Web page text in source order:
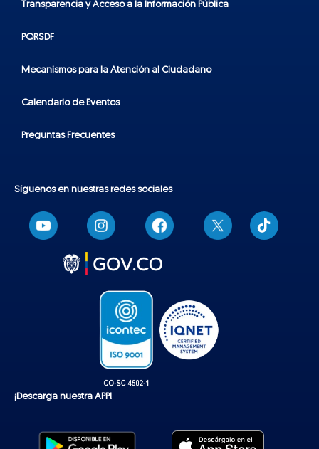
Transparencia y Acceso a la Información Pública
PQRSDF
Mecanismos para la Atención al Ciudadano
Calendario de Eventos
Preguntas Frecuentes
Síguenos en nuestras redes sociales
T
i
k
¡Descarga nuestra APP!